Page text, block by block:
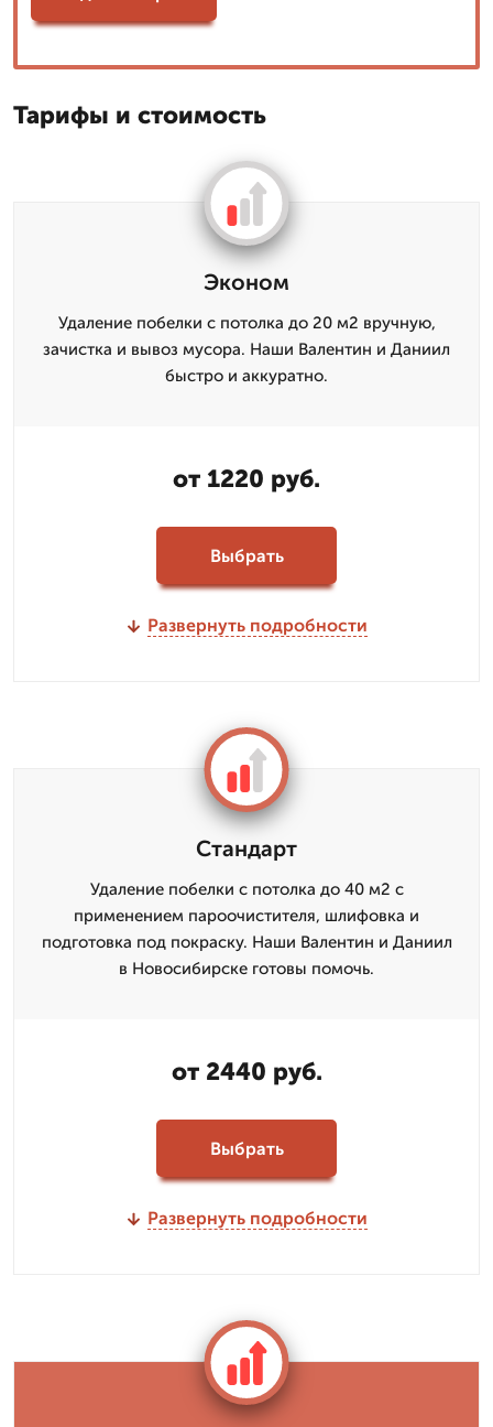
Тарифы и стоимость
Эконом
Удаление побелки с потолка до 20 м2 вручную,
зачистка и вывоз мусора. Наши Валентин и Даниил
быстро и аккуратно.
от 1220 руб.
Выбрать
Развернуть подробности
Стандарт
Удаление побелки с потолка до 40 м2 с
применением пароочистителя, шлифовка и
подготовка под покраску. Наши Валентин и Даниил
в Новосибирске готовы помочь.
от 2440 руб.
Выбрать
Развернуть подробности